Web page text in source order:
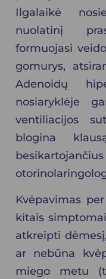
Ilgalaikė
nuolatinį
formuojasi
gomurys,
Adenoidų
nosiaryklėje
ventiliacijos
blogina
Kvėpavimas
kitais
atkreipti
ar nebūna
miego metu